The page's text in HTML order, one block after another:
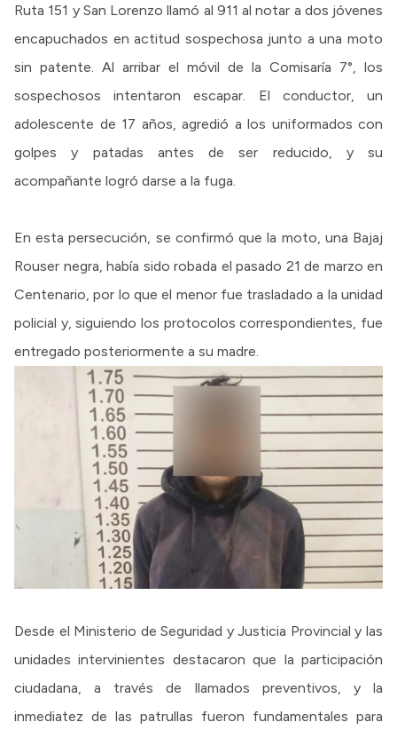
Ruta 151 y San Lorenzo llamó al 911 al notar a dos jóvenes
encapuchados en actitud sospechosa junto a una moto
sin patente. Al arribar el móvil de la Comisaría 7°, los
sospechosos intentaron escapar. El conductor, un
adolescente de 17 años, agredió a los uniformados con
golpes y patadas antes de ser reducido, y su
acompañante logró darse a la fuga.
En esta persecución, se confirmó que la moto, una Bajaj
Rouser negra, había sido robada el pasado 21 de marzo en
Centenario, por lo que el menor fue trasladado a la unidad
policial y, siguiendo los protocolos correspondientes, fue
entregado posteriormente a su madre.
Desde el Ministerio de Seguridad y Justicia Provincial y las
unidades intervinientes destacaron que la participación
ciudadana, a través de llamados preventivos, y la
inmediatez de las patrullas fueron fundamentales para